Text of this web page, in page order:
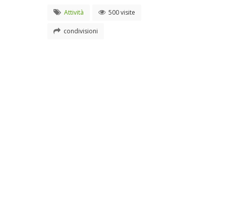
Attività 500 visite
condivisioni